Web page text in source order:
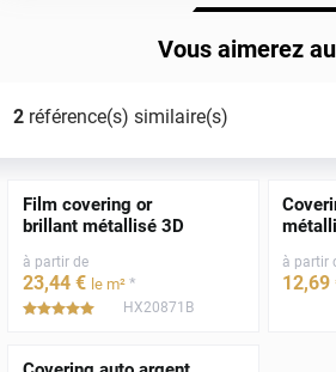
Vous aimerez
2référence(s) similaire(s)
Film covering or
brillant métallisé 3D
à partir de
23,44 € le m² *
*****HX20871B
à partir
12,69